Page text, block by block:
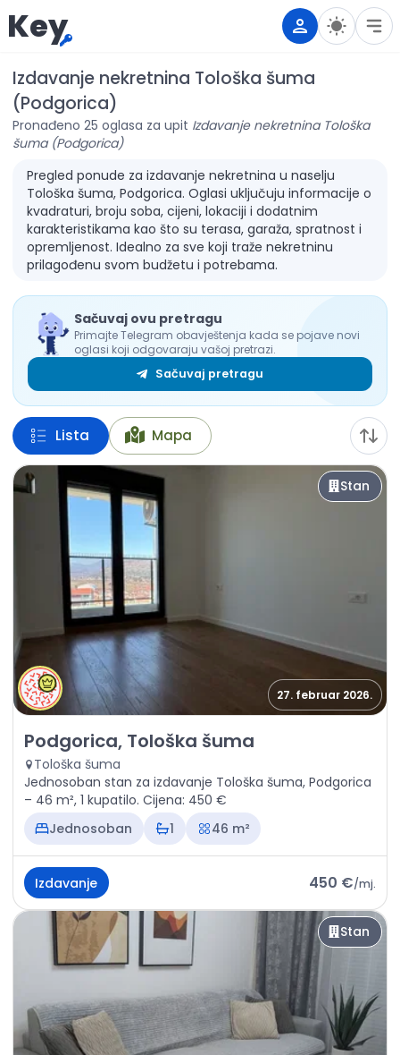
Key
Izdavanje nekretnina Tološka šuma
(Podgorica)
Pronađeno 25 oglasa za upit Izdavanje nekretnina Tološka
šuma (Podgorica)
Pregled ponude za izdavanje nekretnina u naselju
Tološka šuma, Podgorica. Oglasi uključuju informacije o
kvadraturi, broju soba, cijeni, lokaciji i dodatnim
karakteristikama kao što su terasa, garaža, spratnost i
opremljenost. Idealno za sve koji traže nekretninu
prilagođenu svom budžetu i potrebama.
Sačuvaj ovu pretragu
Primajte Telegram obavještenja kada se pojave novi
oglasi koji odgovaraju vašoj pretrazi.
Sačuvaj pretragu
Lista Mapa
Stan
27. februar 2026.
Izdavanje - Stan Podgorica, Tološka šuma
Podgorica, Tološka šuma
Tološka šuma
Jednosoban stan za izdavanje Tološka šuma, Podgorica
– 46 m², 1 kupatilo. Cijena: 450 €
Jednosoban
1 46 m²
Izdavanje 450 €/mj.
Stan